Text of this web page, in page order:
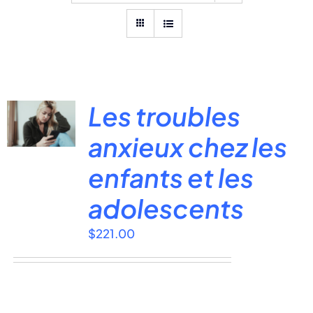
Les troubles
anxieux chez les
enfants et les
adolescents
$221.00